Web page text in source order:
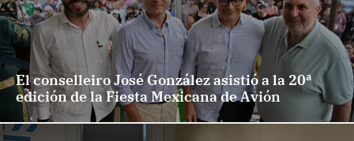
El conselleiro José González asistió a la 20ª
edición de la Fiesta Mexicana de Avión